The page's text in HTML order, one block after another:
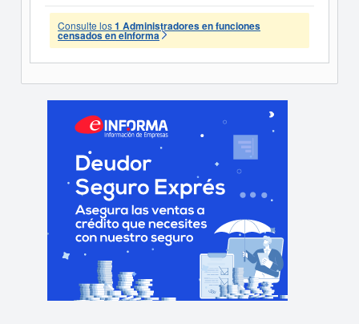
Consulte los1 Administradores en funciones
censados en eInforma